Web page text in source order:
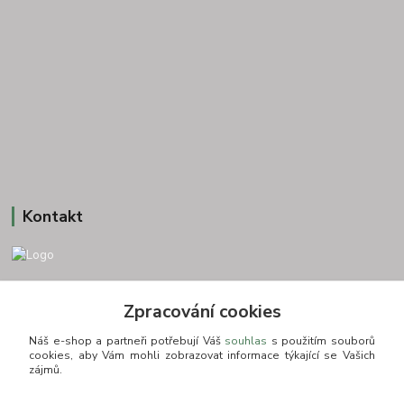
Kontakt
Otevírací doba: PO-PÁ: 9:00-16:00 NUTNÁ REZERVACE
info@zkusnositko.cz
Zpracování cookies
Náš e-shop a partneři potřebují Váš souhlas s použitím souborů
cookies, aby Vám mohli zobrazovat informace týkající se Vašich
zájmů.